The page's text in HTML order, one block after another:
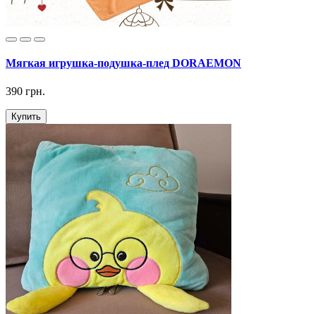
Мягкая игрушка-подушка-плед DORAEMON
390 грн.
Купить